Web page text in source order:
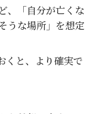
、「自分が亡くな
うな場所」を想定
くと、より確実で